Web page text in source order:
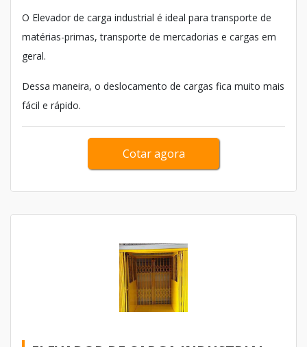
O Elevador de carga industrial é ideal para transporte de
matérias-primas, transporte de mercadorias e cargas em
geral.
Dessa maneira, o deslocamento de cargas fica muito mais
fácil e rápido.
Cotar agora